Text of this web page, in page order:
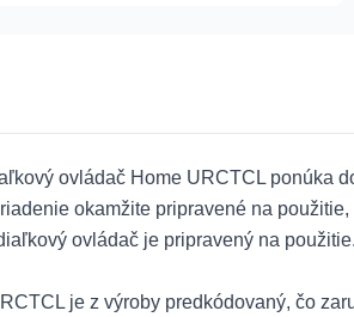
ovládač Home URCTCL ponúka
okamžite pripravené na
ovládač je pripravený na použitie.
je z výroby predkódovaný, čo